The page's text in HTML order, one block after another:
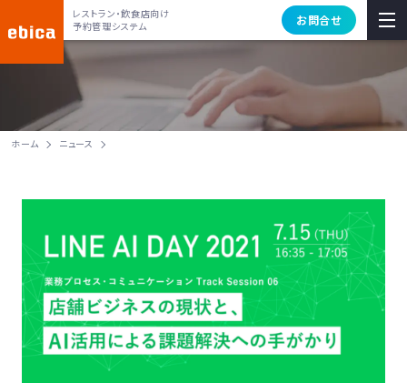
レストラン・飲食店向け
予約管理システム
お問合せ
ホーム ニュース